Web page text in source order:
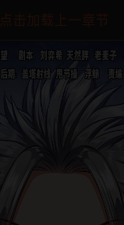
点击加载上一章节